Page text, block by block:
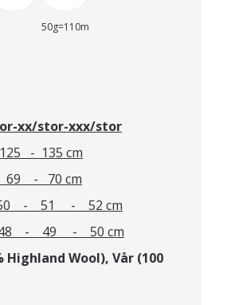
50g=110m
xx/stor-xxx/stor
- 135 cm
- 70 cm
- 51 - 52 cm
- 49 - 50 cm
Highland Wool), Vår (100